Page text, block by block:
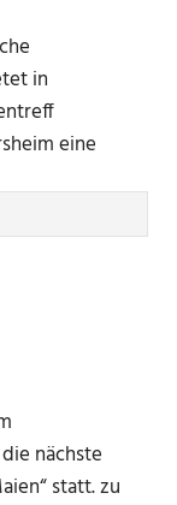
in
eine
nächste
statt. zu